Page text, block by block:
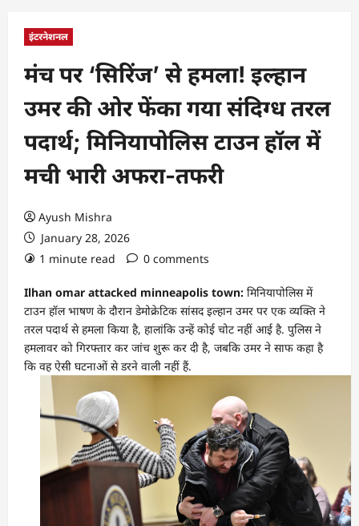
इंटरनेशनल
मंच पर ‘सिरिंज’ से हमला! इल्हान
उमर की ओर फेंका गया संदिग्ध तरल
पदार्थ; मिनियापोलिस टाउन हॉल में
मची भारी अफरा-तफरी
Ayush Mishra
January 28, 2026
1 minute read
0 comments
Ilhan omar attacked minneapolis town: मिनियापोलिस में
टाउन हॉल भाषण के दौरान डेमोक्रेटिक सांसद इल्हान उमर पर एक व्यक्ति ने
तरल पदार्थ से हमला किया है, हालांकि उन्हें कोई चोट नहीं आई है. पुलिस ने
हमलावर को गिरफ्तार कर जांच शुरू कर दी है, जबकि उमर ने साफ कहा है
कि वह ऐसी घटनाओं से डरने वाली नहीं हैं.